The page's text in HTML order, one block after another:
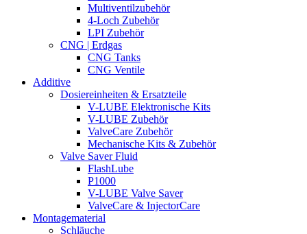
Multiventilzubehör
4-Loch Zubehör
LPI Zubehör
CNG | Erdgas
CNG Tanks
CNG Ventile
Additive
Dosiereinheiten & Ersatzteile
V-LUBE Elektronische Kits
V-LUBE Zubehör
ValveCare Zubehör
Mechanische Kits & Zubehör
Valve Saver Fluid
FlashLube
P1000
V-LUBE Valve Saver
ValveCare & InjectorCare
Montagematerial
Schläuche